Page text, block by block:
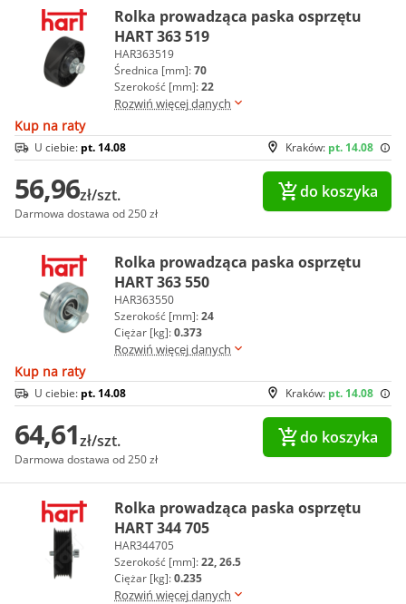
Rolka prowadząca paska osprzętu
HART 363 519
HAR363519
Średnica [mm]:70
Szerokość [mm]:22
Rozwiń więcej danych
Kup na raty
Kraków: pt. 14.08
U ciebie: pt. 14.08
56,96zł/szt.
Darmowa dostawa od 250 zł
do koszyka
Rolka prowadząca paska osprzętu
HART 363 550
HAR363550
Szerokość [mm]:24
Ciężar [kg]:0.373
Rozwiń więcej danych
Kup na raty
Kraków: pt. 14.08
U ciebie: pt. 14.08
64,61zł/szt.
Darmowa dostawa od 250 zł
do koszyka
Rolka prowadząca paska osprzętu
HART 344 705
HAR344705
Szerokość [mm]:22, 26.5
Ciężar [kg]:0.235
Rozwiń więcej danych